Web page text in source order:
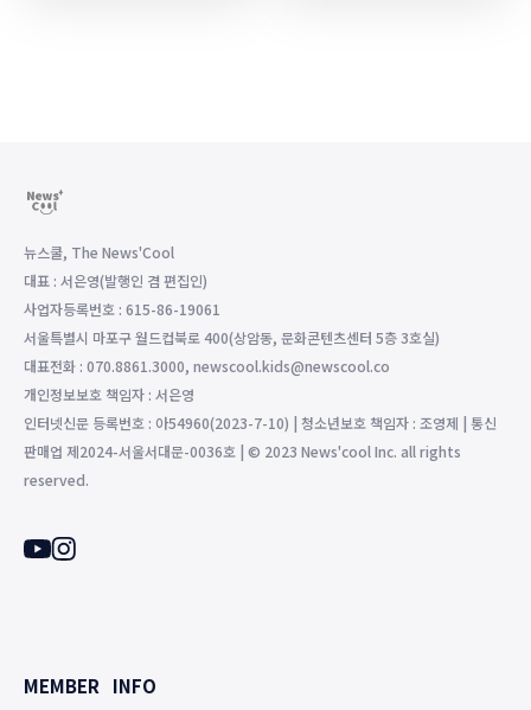
뉴스쿨, The News'Cool
대표 : 서은영(발행인 겸 편집인)
사업자등록번호 : 615-86-19061
서울특별시 마포구 월드컵북로 400(상암동, 문화콘텐츠센터 5층 3호실)
대표전화 : 070.8861.3000, newscool.kids@newscool.co
개인정보보호 책임자 : 서은영
인터넷신문 등록번호 : 아54960(2023-7-10) | 청소년보호 책임자 : 조영제 | 통신
판매업 제2024-서울서대문-0036호 | © 2023 News'cool Inc. all rights
reserved.
MEMBER INFO